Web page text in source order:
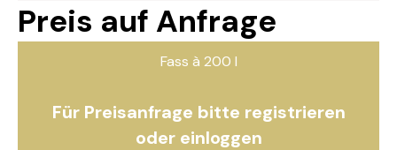
Preis auf Anfrage
Fass à 200 l
Für Preisanfrage bitte registrieren
oder einloggen